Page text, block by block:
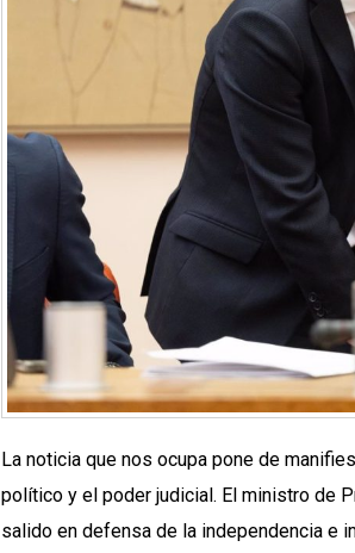
La noticia que nos ocupa pone de
político y el poder judicial. El ministro de
salido en defensa de la independencia e